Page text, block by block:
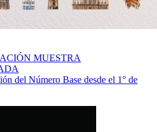
MUESTRA
del Número Base desde el 1° de